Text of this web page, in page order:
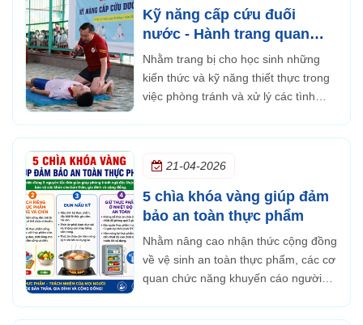
Búp Sen Hồng
Kỹ năng cấp cứu đuối
nước - Hành trang quan
trọng cho học sinh Ngô
Thời Nhiệm
Nhằm trang bị cho học sinh những
kiến thức và kỹ năng thiết thực trong
việc phòng tránh và xử lý các tình
năng cấp cứu đuối nước.
21-04-2026
5 chìa khóa vàng giúp đảm
bảo an toàn thực phẩm
Nhằm nâng cao nhận thức cộng đồng
về vệ sinh an toàn thực phẩm, các cơ
quan chức năng khuyến cáo người